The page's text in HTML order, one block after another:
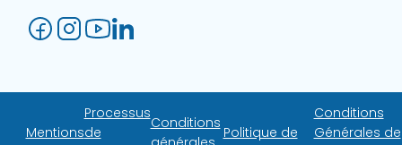
Mentions
Processus
de
Conditions
Politique de
Conditions
Générales de